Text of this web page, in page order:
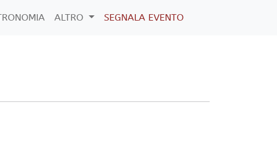
ALTRO SEGNALA EVENTO